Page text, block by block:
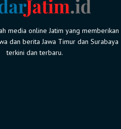
media online Jatim yang memberikan
dan berita Jawa Timur dan Surabaya
terkini dan terbaru.